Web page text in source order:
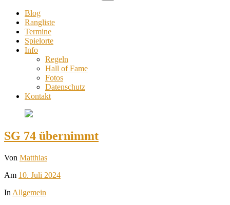
Blog
Rangliste
Termine
Spielorte
Info
Regeln
Hall of Fame
Fotos
Datenschutz
Kontakt
SG 74 übernimmt
Von Matthias
Am 10. Juli 2024
In Allgemein